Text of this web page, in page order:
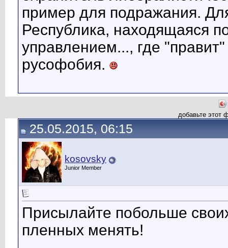
пример для подражания.
Республика, находящаяся
управлением..., где
русофобия.
добавьте этот
25.05.2015, 06:15
kosovsky
Junior Member
Присылайте побольше
пленных менять!